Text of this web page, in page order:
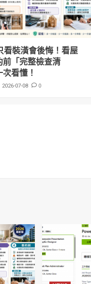
看裝潢會後悔！看屋
前「完整檢查清
看懂！
2026-07-08 0